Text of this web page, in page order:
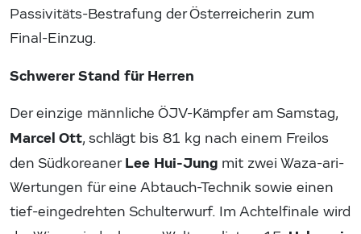
Passivitäts-Bestrafung der Österreicherin zum
Final-Einzug.
Schwerer Stand für Herren
Der einzige männliche ÖJV-Kämpfer am Samstag,
Marcel Ott, schlägt bis 81 kg nach einem Freilos
den SüdkoreanerLee Hui-Jung mit zwei Waza-ari-
Wertungen für eine Abtauch-Technik sowie einen
tief-eingedrehten Schulterwurf. Im Achtelfinale wird